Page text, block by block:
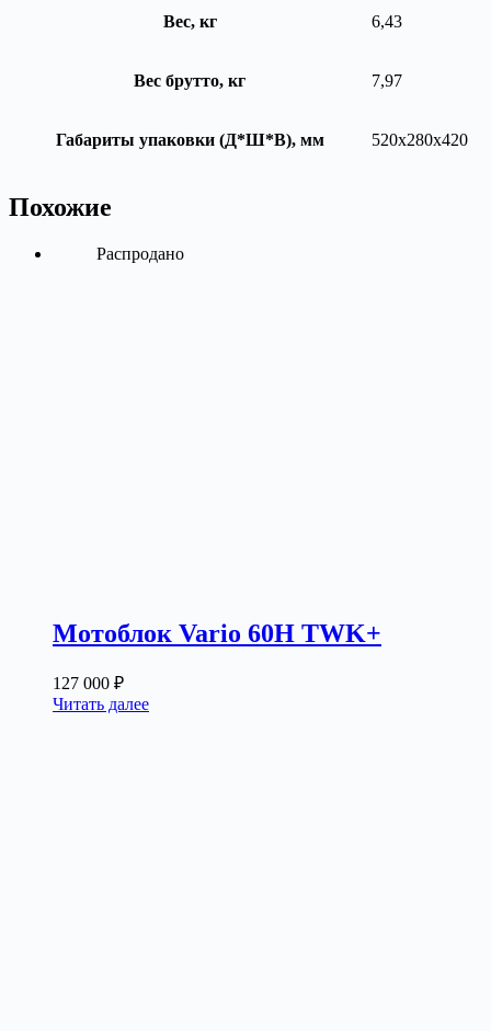
Вес, кг 6,43
Вес брутто, кг 7,97
Габариты упаковки (Д*Ш*В), мм 520х280х420
Похожие
Распродано
Мотоблок Vario 60H TWK+
127 000 ₽
Читать далее